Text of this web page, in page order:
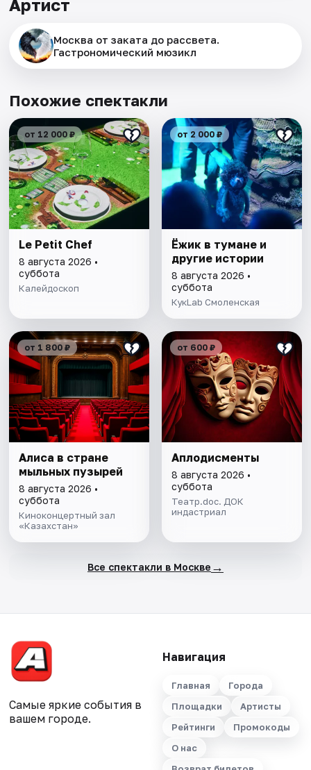
Артист
Москва от заката до рассвета.
Гастрономический мюзикл
Похожие спектакли
от 12 000 ₽
Le Petit Chef
8 августа 2026 •
суббота
Калейдоскоп
от 2 000 ₽
Ёжик в тумане и
другие истории
8 августа 2026 •
суббота
КукLab Смоленская
от 1 800 ₽
Алиса в стране
мыльных пузырей
8 августа 2026 •
суббота
Киноконцертный зал
«Казахстан»
от 600 ₽
Аплодисменты
8 августа 2026 •
суббота
Театр.doc. ДОК
индастриал
Все спектакли в Москве →
Самые яркие события в
вашем городе.
Навигация
Главная
Города
Площадки
Артисты
Рейтинги
Промокоды
О нас